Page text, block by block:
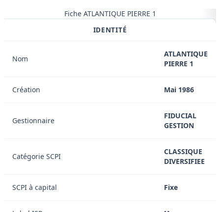
Fiche ATLANTIQUE PIERRE 1
IDENTITÉ
Nom
ATLANTIQUE
PIERRE 1
Création Mai 1986
Gestionnaire
FIDUCIAL
GESTION
Catégorie SCPI
CLASSIQUE
DIVERSIFIEE
SCPI à capital Fixe